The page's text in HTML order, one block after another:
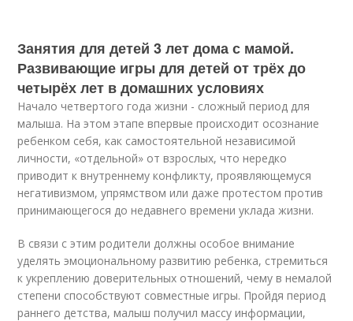
Занятия для детей 3 лет дома с мамой.
Развивающие игры для детей от трёх до
четырёх лет в домашних условиях
Начало четвертого года жизни - сложный период для
малыша. На этом этапе впервые происходит осознание
ребенком себя, как самостоятельной независимой
личности, «отдельной» от взрослых, что нередко
приводит к внутреннему конфликту, проявляющемуся
негативизмом, упрямством или даже протестом против
принимающегося до недавнего времени уклада жизни.
В связи с этим родители должны особое внимание
уделять эмоциональному развитию ребенка, стремиться
к укреплению доверительных отношений, чему в немалой
степени способствуют совместные игры. Пройдя период
раннего детства, малыш получил массу информации,